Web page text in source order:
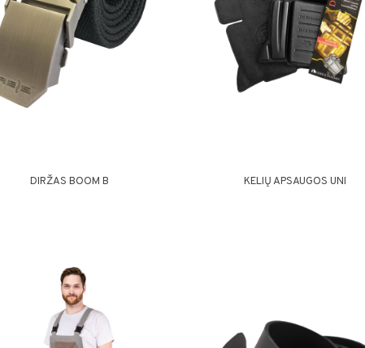
DIRŽAS BOOM B KELIŲ APSAUGOS UNI